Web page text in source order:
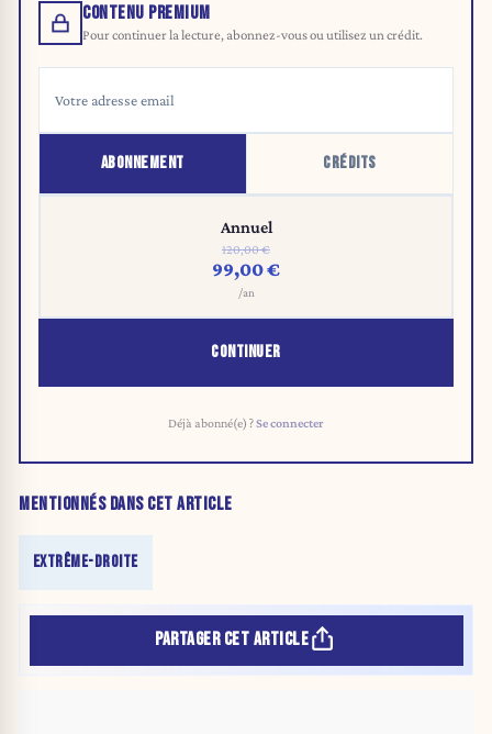
CONTENU PREMIUM
Pour continuer la lecture, abonnez-vous ou utilisez un crédit.
ABONNEMENT CRÉDITS
Annuel
120,00 €
99,00 €
/an
CONTINUER
Déjà abonné(e) ?Se connecter
MENTIONNÉS DANS CET ARTICLE
EXTRÊME-DROITE
PARTAGER CET ARTICLE